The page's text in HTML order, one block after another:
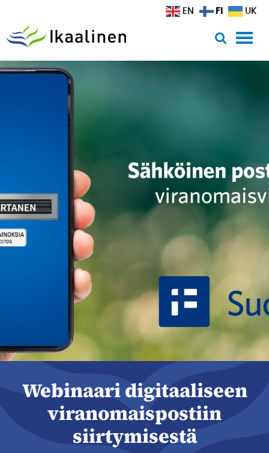
Webinaari digitaaliseen
viranomaispostiin
siirtymisestä
EN FI UK